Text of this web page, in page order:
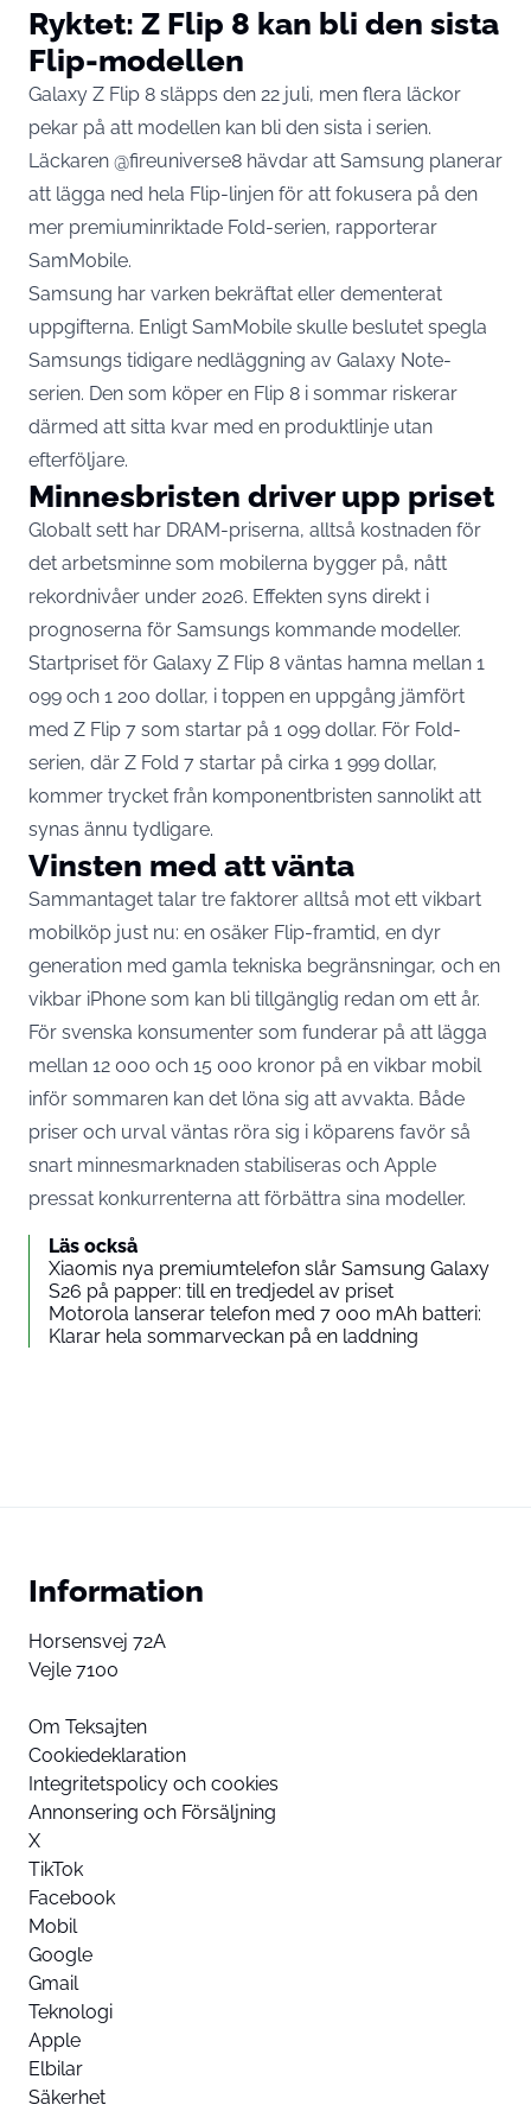
Ryktet: Z Flip 8 kan bli den sista
Flip-modellen
Galaxy Z Flip 8 släpps den 22 juli, men flera läckor
pekar på att modellen kan bli den sista i serien.
Läckaren @fireuniverse8 hävdar att Samsung planerar
att lägga ned hela Flip-linjen för att fokusera på den
mer premiuminriktade Fold-serien, rapporterar
SamMobile.
Samsung har varken bekräftat eller dementerat
uppgifterna. Enligt SamMobile skulle beslutet spegla
Samsungs tidigare nedläggning av Galaxy Note-
serien. Den som köper en Flip 8 i sommar riskerar
därmed att sitta kvar med en produktlinje utan
efterföljare.
Minnesbristen driver upp priset
Globalt sett har DRAM-priserna, alltså kostnaden för
det arbetsminne som mobilerna bygger på, nått
rekordnivåer under 2026. Effekten syns direkt i
prognoserna för Samsungs kommande modeller.
Startpriset för Galaxy Z Flip 8 väntas hamna mellan 1
099 och 1 200 dollar, i toppen en uppgång jämfört
med Z Flip 7 som startar på 1 099 dollar. För Fold-
serien, där Z Fold 7 startar på cirka 1 999 dollar,
kommer trycket från komponentbristen sannolikt att
synas ännu tydligare.
Vinsten med att vänta
Sammantaget talar tre faktorer alltså mot ett vikbart
mobilköp just nu: en osäker Flip-framtid, en dyr
generation med gamla tekniska begränsningar, och en
vikbar iPhone som kan bli tillgänglig redan om ett år.
För svenska konsumenter som funderar på att lägga
mellan 12 000 och 15 000 kronor på en vikbar mobil
inför sommaren kan det löna sig att avvakta. Både
priser och urval väntas röra sig i köparens favör så
snart minnesmarknaden stabiliseras och Apple
pressat konkurrenterna att förbättra sina modeller.
Läs också
Xiaomis nya premiumtelefon slår Samsung Galaxy
S26 på papper: till en tredjedel av priset
Motorola lanserar telefon med 7 000 mAh batteri:
Klarar hela sommarveckan på en laddning
Information
Horsensvej 72A
Vejle 7100
Om Teksajten
Cookiedeklaration
Integritetspolicy och cookies
Annonsering och Försäljning
X
TikTok
Facebook
Mobil
Google
Gmail
Teknologi
Apple
Elbilar
Säkerhet